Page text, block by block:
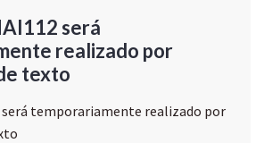
será
realizado por
texto
será temporariamente realizado por